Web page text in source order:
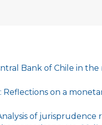
Bank of Chile in
Reflections on a
of jurisprudence